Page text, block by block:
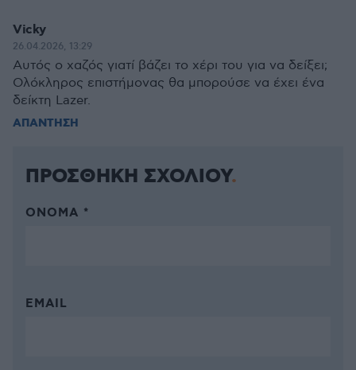
Vicky
26.04.2026, 13:29
Αυτός ο χαζός γιατί βάζει το χέρι του για να δείξει;
Ολόκληρος επιστήμονας θα μπορούσε να έχει ένα
δείκτη Lazer.
ΑΠΑΝΤΗΣΗ
ΠΡΟΣΘΗΚΗ ΣΧΟΛΙΟΥ
ΌΝΟΜΑ *
EMAIL